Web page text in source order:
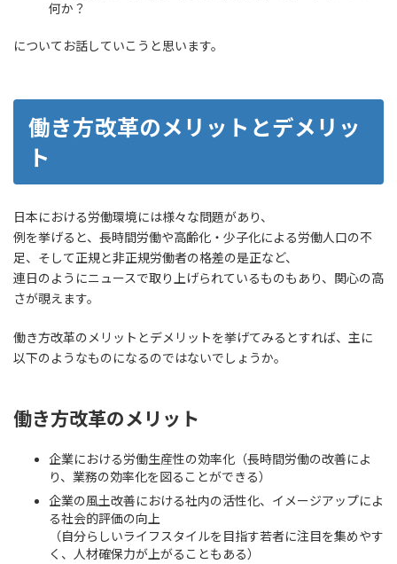
何か？
についてお話していこうと思います。
働き方改革のメリットとデメリッ
ト
日本における労働環境には様々な問題があり、
例を挙げると、長時間労働や高齢化・少子化による労働人口の不
足、そして正規と非正規労働者の格差の是正など、
連日のようにニュースで取り上げられているものもあり、関心の高
さが覗えます。
働き方改革のメリットとデメリットを挙げてみるとすれば、主に
以下のようなものになるのではないでしょうか。
働き方改革のメリット
企業における労働生産性の効率化（長時間労働の改善によ
り、業務の効率化を図ることができる）
企業の風土改善における社内の活性化、イメージアップによ
る社会的評価の向上
（自分らしいライフスタイルを目指す若者に注目を集めやす
く、人材確保力が上がることもある）